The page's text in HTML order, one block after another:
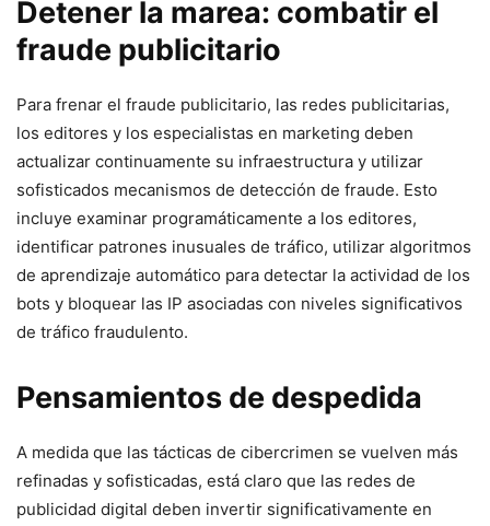
Detener la marea: combatir el ​
fraude​ publicitario
Para frenar el ‍fraude ‌publicitario, las redes publicitarias,
los editores⁣ y ‌los especialistas en marketing deben
actualizar continuamente su infraestructura y utilizar
sofisticados ‍mecanismos de detección de ⁣fraude. Esto
incluye examinar programáticamente a los editores,
identificar patrones inusuales de​ tráfico, utilizar algoritmos
de aprendizaje automático para detectar la actividad⁢ de los
bots y bloquear‍ las IP⁣ asociadas con niveles significativos
de tráfico fraudulento.
Pensamientos ​de despedida
A medida que ‍las tácticas⁢ de cibercrimen se vuelven más
refinadas y⁢ sofisticadas, está⁢ claro que las redes de
publicidad ‌digital deben‌ invertir significativamente en